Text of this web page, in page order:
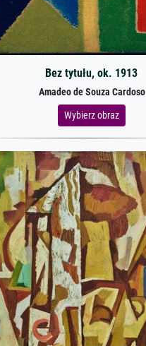
Bez tytułu, ok. 1913
Amadeo de Souza Cardoso
Wybierz obraz